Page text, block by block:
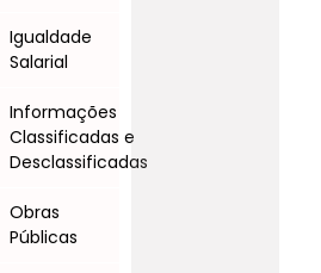
Igualdade
Salarial
Informações
Classificadas e
Desclassificadas
Obras
Públicas